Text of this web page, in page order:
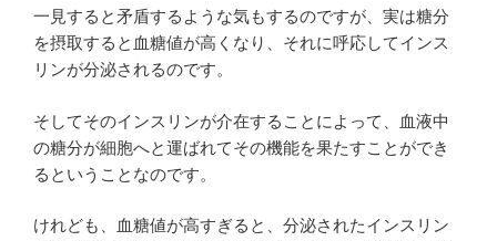
一見すると矛盾するような気もするのですが、実は糖分
を摂取すると血糖値が高くなり、それに呼応してインス
リンが分泌されるのです。
そしてそのインスリンが介在することによって、血液中
の糖分が細胞へと運ばれてその機能を果たすことができ
るということなのです。
けれども、血糖値が高すぎると、分泌されたインスリン